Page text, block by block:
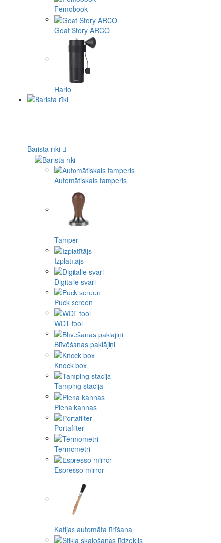
Femobook
Goat Story ARCO
Hario
Barista rīki
Automātiskais tamperis
Tamper
Izplatītājs
Digitālie svari
Puck screen
WDT tool
Blīvēšanas paklājiņi
Knock box
Tamping stacija
Piena kannas
Portafilter
Termometri
Espresso mirror
Kafijas automāta tīrīšana